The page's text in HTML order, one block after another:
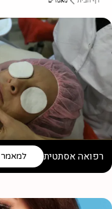
רפואה אסתטית למאמר